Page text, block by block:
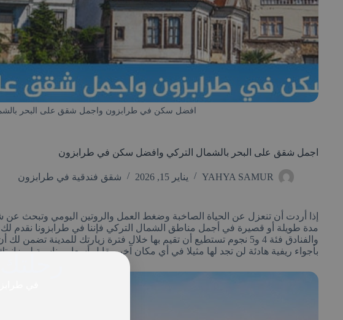
افضل سكن في طرابزون واجمل شقق على البحر
اجمل شقق على البحر بالشمال التركي وافضل سكن في طرابزون
YAHYA SAMUR يناير 15, 2026 شقق فندقية في طرابزون
إذا أردت أن تنعزل عن الحياة الصاخبة وضغط العمل والروتين اليومي وتبحث عن
مدة طويلة أو قصيرة في أجمل مناطق الشمال التركي فإننا في طرابزونا نقدم لك
والفنادق فئة 4 و5 نجوم تستطيع أن تقيم بها خلال فترة زيارتك للمدينة
بأجواء ريفية هادئة لن تجد لها مثيلا في أي مكان آخر مقابل أسعار مناسبة